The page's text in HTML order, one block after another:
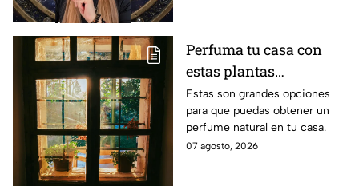
Perfuma tu casa con
estas plantas
aromáticas con flor
para colocar en la
ventana
Estas son grandes opciones
para que puedas obtener un
perfume natural en tu casa.
07 agosto, 2026